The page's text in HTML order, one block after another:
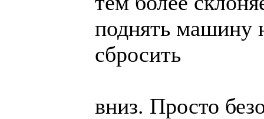
поднять машину
сбросить
вниз. Просто